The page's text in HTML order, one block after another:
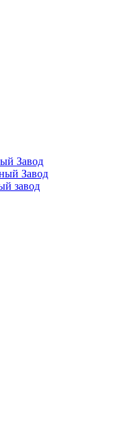
Завод
Завод
завод